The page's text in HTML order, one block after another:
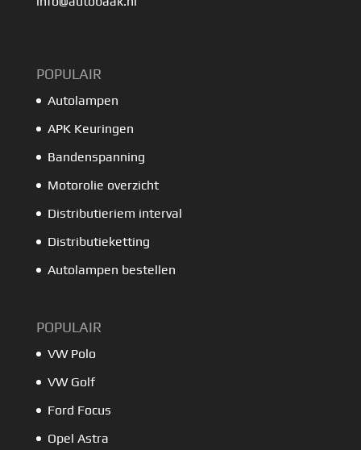
POPULAIR
Autolampen
APK Keuringen
Bandenspanning
Motorolie overzicht
Distributieriem interval
Distributieketting
Autolampen bestellen
POPULAIR
VW Polo
VW Golf
Ford Focus
Opel Astra